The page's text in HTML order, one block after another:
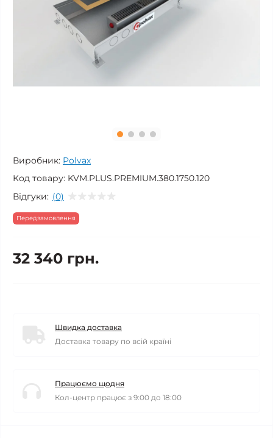
Виробник: Polvax
Код товару: KVM.PLUS.PREMIUM.380.1750.120
Відгуки: (0)
Передзамовлення
32 340 грн.
Швидка доставка
Доставка товару по всій країні
Працюємо щодня
Кол-центр працює з 9:00 до 18:00